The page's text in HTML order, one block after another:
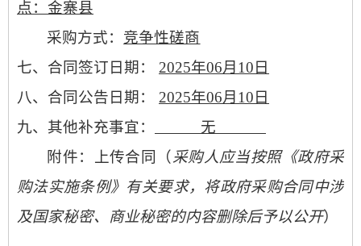
点：金寨县
采购方式： 竞争性磋商
七、 合同签订日期：
2025年06月10日
八、合同公告日期：
2025年06月10日
九、 其他补充事宜：
无
附件：上传合同（采购人应当按照《政府采
购法实施条例》有关要求，将政府采购合同中涉
及国家秘密、商业秘密的内容删除后予以公开）